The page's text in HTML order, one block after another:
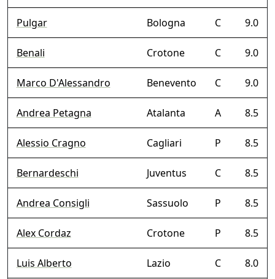
Pulgar Bologna C 9.0
Benali Crotone C 9.0
Marco D'Alessandro Benevento C 9.0
Andrea Petagna Atalanta A 8.5
Alessio Cragno Cagliari P 8.5
Bernardeschi Juventus C 8.5
Andrea Consigli Sassuolo P 8.5
Alex Cordaz Crotone P 8.5
Luis Alberto Lazio C 8.0